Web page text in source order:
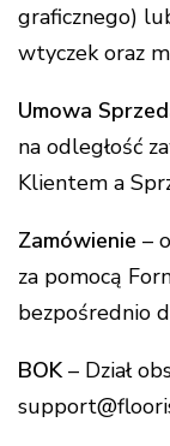
graficznego)
wtyczek oraz
Umowa
na odległość
Klientem a
Zamówienie –
za pomocą
bezpośrednio
BOK– Dział